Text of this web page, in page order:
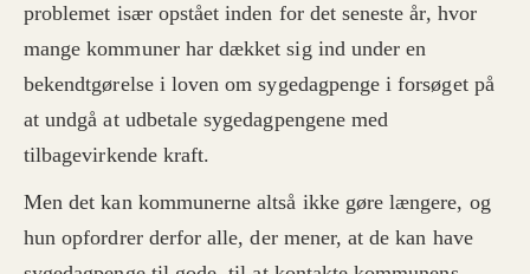
problemet især opstået inden for det seneste år, hvor
mange kommuner har dækket sig ind under en
bekendtgørelse i loven om sygedagpenge i forsøget på
at undgå at udbetale sygedagpengene med
tilbagevirkende kraft.
Men det kan kommunerne altså ikke gøre længere, og
hun opfordrer derfor alle, der mener, at de kan have